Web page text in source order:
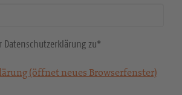
zu*
(öffnet neues Browserfenster)